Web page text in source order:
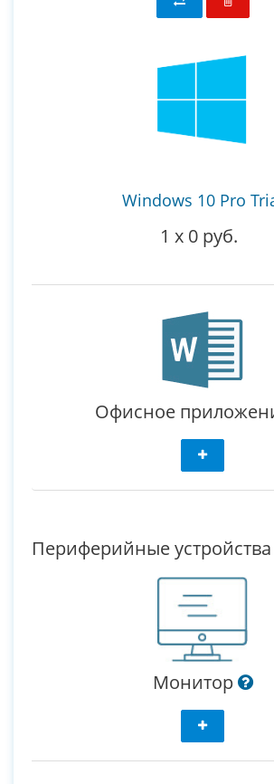
Windows 10 Pro
1 x 0 руб.
Офисное
Периферийные устройства
Монитор